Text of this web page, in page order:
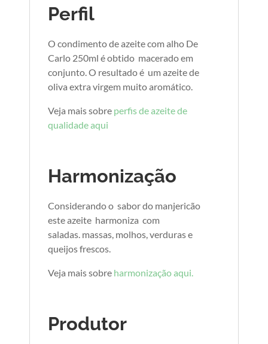
Perfil
O condimento de azeite com alho De
Carlo 250ml é obtido macerado em
conjunto. O resultado é um azeite de
oliva extra virgem muito aromático.
Veja mais sobre perfis de azeite de
qualidade aqui
Harmonização
Considerando o sabor do manjericão
este azeite harmoniza com
saladas. massas, molhos, verduras e
queijos frescos.
Veja mais sobre harmonização aqui.
Produtor